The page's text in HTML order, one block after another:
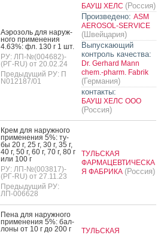
А­эро­золь для на­руж­
но­го при­мене­ния
4.63%: фл. 130 г 1 шт.
РУ: ЛП-№(004682)-
(РГ-RU) от 20.02.24
Предыдущий РУ: П
N012187/01
БАУШ ХЕЛС (Россия)
Произведено: ASM
AEROSOL-SERVICE
(Швейцария)
Выпускающий
контроль качества:
Dr. Gerhard Mann
chem.-pharm. Fabrik
(Германия)
контакты:
БАУШ ХЕЛС ООО
(Россия)
Крем для на­руж­но­го
при­мене­ния 5%: ту­
бы 20 г, 25 г, 30 г, 35 г,
40 г, 50 г, 60 г, 70 г, 80 г
или 100 г
РУ: ЛП-№(003817)-
(РГ-RU) от 27.11.23
Предыдущий РУ:
ЛП-006628
ТУЛЬСКАЯ
ФАРМАЦЕВТИЧЕСКА
Я ФАБРИКА (Россия)
Пе­на для на­руж­но­го
при­мене­ния 5%: бал­
ло­ны от 10 г до 200 г
ТУЛЬСКАЯ